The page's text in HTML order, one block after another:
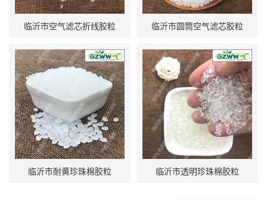
临沂市空气滤芯折线胶粒 临沂市圆筒空气滤芯胶粒
临沂市耐黄珍珠棉胶粒 临沂市透明珍珠棉胶粒